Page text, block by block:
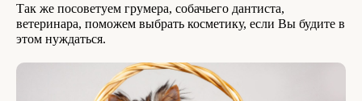
Так же посоветуем грумера, собачьего дантиста,
ветеринара, поможем выбрать косметику, если Вы будите в
этом нуждаться.